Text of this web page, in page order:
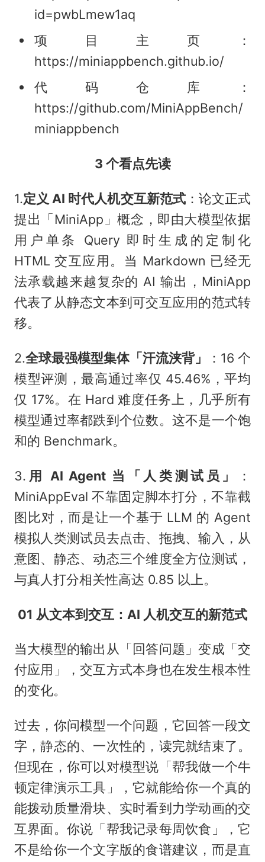
id=pwbLmew1aq
项目主页：
https://miniappbench.github.io/
代码仓库：
https://github.com/MiniAppBench/
miniappbench
3 个看点先读
1.定义 AI 时代人机交互新范式：论文正式
提出「MiniApp」概念，即由大模型依据
用户单条 Query 即时生成的定制化
HTML 交互应用。当 Markdown 已经无
法承载越来越复杂的 AI 输出，MiniApp
代表了从静态文本到可交互应用的范式转
移。
2.全球最强模型集体「汗流浃背」
：16 个
模型评测，最高通过率仅 45.46%，平均
仅 17%。在 Hard 难度任务上，几乎所有
模型通过率都跌到个位数。这不是一个饱
和的 Benchmark。
3. 用 AI Agent 当「人类测试员」
：
MiniAppEval 不靠固定脚本打分，不靠截
图比对，而是让一个基于 LLM 的 Agent
模拟人类测试员去点击、拖拽、输入，从
意图、静态、动态三个维度全方位测试，
与真人打分相关性高达 0.85 以上。
01 从文本到交互：AI 人机交互的新范式
当大模型的输出从「回答问题」变成「交
付应用」，交互方式本身也在发生根本性
的变化。
过去，你问模型一个问题，它回答一段文
字，静态的、一次性的，读完就结束了。
但现在，你可以对模型说「帮我做一个牛
顿定律演示工具」，它就能给你一个真的
能拨动质量滑块、实时看到力学动画的交
互界面。你说「帮我记录每周饮食」，它
不是给你一个文字版的食谱建议，而是直